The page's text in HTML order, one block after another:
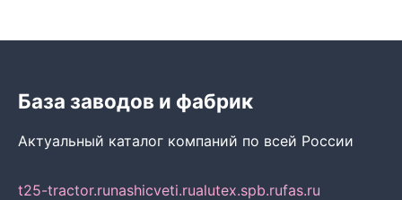
База заводов и фабрик
Актуальный каталог компаний по всей России
t25-tractor.runashicveti.rualutex.spb.rufas.ru